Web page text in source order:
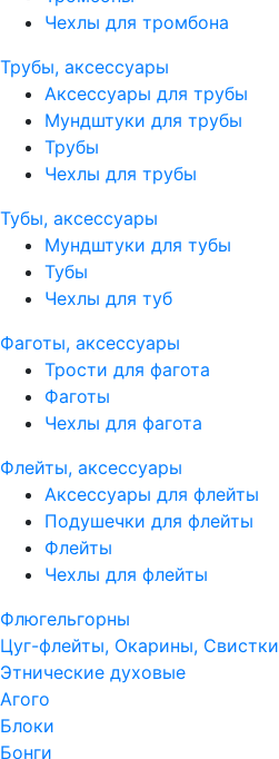
Чехлы для тромбона
Трубы, аксессуары
Аксессуары для трубы
Мундштуки для трубы
Трубы
Чехлы для трубы
Тубы, аксессуары
Мундштуки для тубы
Тубы
Чехлы для туб
Фаготы, аксессуары
Трости для фагота
Фаготы
Чехлы для фагота
Флейты, аксессуары
Аксессуары для флейты
Подушечки для флейты
Флейты
Чехлы для флейты
Флюгельгорны
Цуг-флейты, Окарины, Свистки
Этнические духовые
Агого
Блоки
Бонги